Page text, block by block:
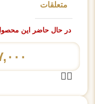
متعلقات
در حال حاضر این